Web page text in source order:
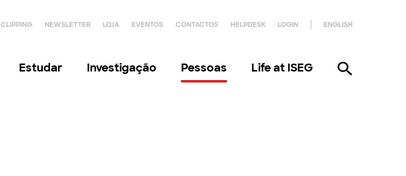
CLIPPING NEWSLETTER LOJA EVENTOS CONTACTOS HELPDESK LOGIN ENGLISH
Estudar Investigação Pessoas Life at ISEG